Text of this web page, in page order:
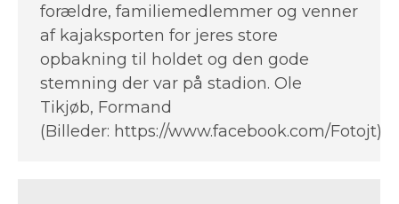
forældre, familiemedlemmer og venner
af kajaksporten for jeres store
opbakning til holdet og den gode
stemning der var på stadion. Ole
Tikjøb, Formand
(Billeder: https://www.facebook.com/Fotojt)